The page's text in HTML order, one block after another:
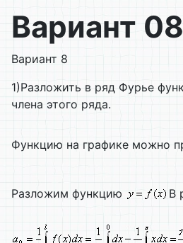
Вариант 08
Вариант 8
1)Разложить в ряд Фурье
члена этого ряда.
Функцию на графике можно
Разложим функцию В